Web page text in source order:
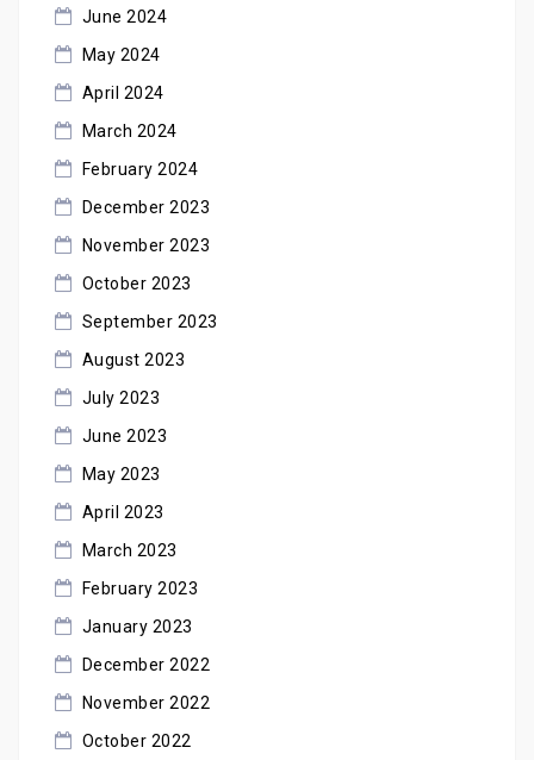
June 2024
May 2024
April 2024
March 2024
February 2024
December 2023
November 2023
October 2023
September 2023
August 2023
July 2023
June 2023
May 2023
April 2023
March 2023
February 2023
January 2023
December 2022
November 2022
October 2022